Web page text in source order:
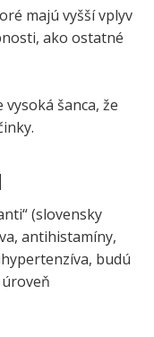
majú vyšší vplyv
ako ostatné
šanca, že
(slovensky
antihistamíny,
budú